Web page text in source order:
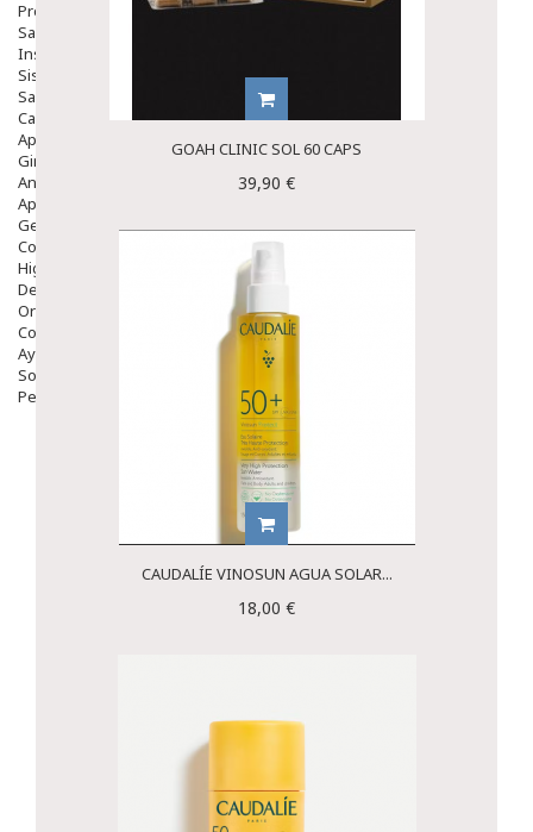
Protectores Y Emolientes
Salud
Insomnio
Sistema Nervioso
Salud Bucodental
Capilar
Apósitos
Ginecología
Anticonceptivos
Aparato Genital
Gente Mayor
Cosmética
Higiene
Dentales
Ortopedia
Complementos Nutricionales.
Ayudas
Solares
Pedido express
GOAH CLINIC SOL 60 CAPS
39,90 €
CAUDALÍE VINOSUN AGUA SOLAR...
18,00 €